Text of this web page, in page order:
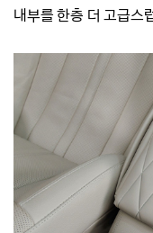
내부를 한층 더 고급스